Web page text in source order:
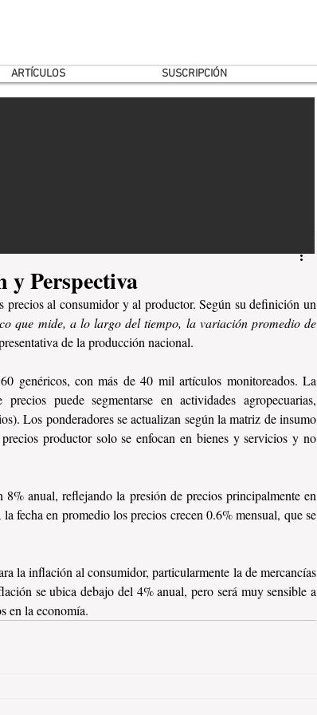
ARTÍCULOS SUSCRIPCIÓN
y Perspectiva
al consumidor y al productor. Según su definición un
que mide, a lo largo del tiempo, la variación promedio de
de la producción nacional.
genéricos, con más de 40 mil artículos monitoreados. La
puede segmentarse en actividades agropecuarias,
Los ponderadores se actualizan según la matriz de insumo
productor solo se enfocan en bienes y servicios y no
anual, reflejando la presión de precios principalmente en
fecha en promedio los precios crecen 0.6% mensual, que se
la inflación al consumidor, particularmente la de mercancías
se ubica debajo del 4% anual, pero será muy sensible a
en la economía.